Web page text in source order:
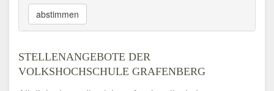
abstimmen
STELLENANGEBOTE DER
VOLKSHOCHSCHULE GRAFENBERG